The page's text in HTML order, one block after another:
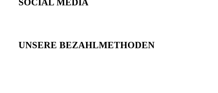
SOCIAL MEDIA
UNSERE BEZAHLMETHODEN